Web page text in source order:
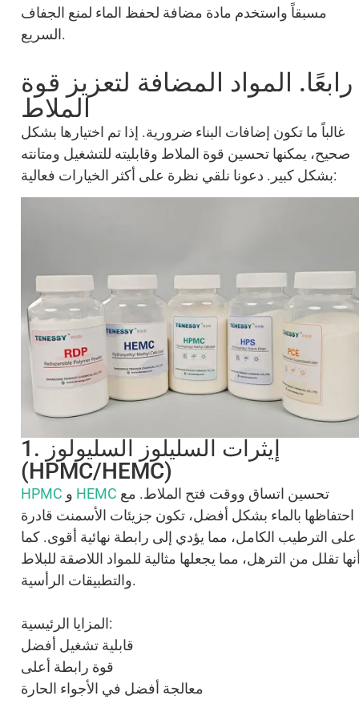
مسبقاً واستخدم مادة مضافة لحفظ الماء لمنع الجفاف
السريع.
رابعًا. المواد المضافة لتعزيز قوة
الملاط
غالباً ما تكون إضافات البناء ضرورية. إذا تم اختيارها بشكل
صحيح، يمكنها تحسين قوة الملاط وقابليته للتشغيل ومتانته
بشكل كبير. دعونا نلقي نظرة على أكثر الخيارات فعالية:
1. إيثرات السليلوز السليولوز
(HPMC/HEMC)
HPMC HEMC
احتفاظها بالماء بشكل أفضل، تكون جزيئات الأسمنت قادرة
على الترطيب الكامل، مما يؤدي إلى رابطة نهائية أقوى. كما
تقلل من الترهل، مما يجعلها مثالية للمواد اللاصقة للبلاط
والتطبيقات الرأسية.
المزايا الرئيسية:
قابلية تشغيل أفضل
قوة رابطة أعلى
معالجة أفضل في الأجواء الحارة